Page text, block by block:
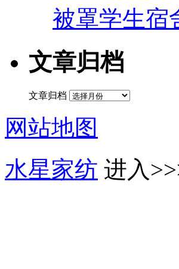
被罩学生宿
文章归档
文章归档
网站地图
水星家纺 进入